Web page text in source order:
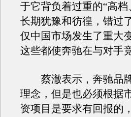
于它背负着过重的“高
长期犹豫和彷徨，错过
仅中国市场发生了重大
这些都使奔驰在与对手
蔡澈表示，奔驰品牌
理念，但是也必须根据
资项目是要求有回报的